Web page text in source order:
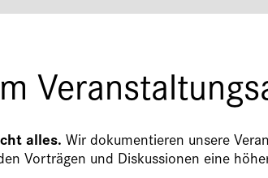
alles. Wir dokumentieren unsere
Vorträgen und Diskussionen eine